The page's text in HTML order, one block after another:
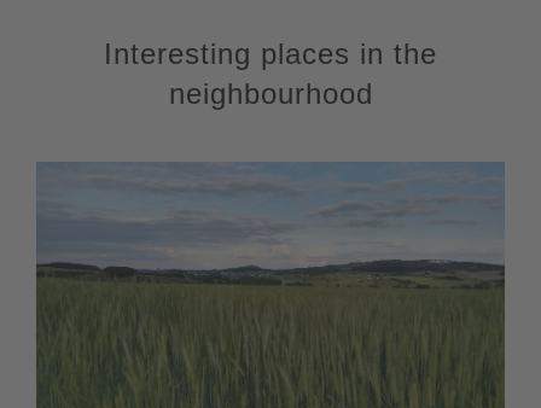
Interesting places in the
neighbourhood